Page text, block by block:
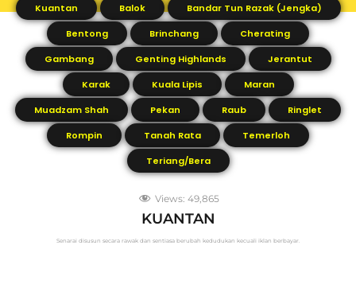
Kuantan Balok
Bandar Tun Razak (Jengka)
Bentong
Brinchang
Cherating
Gambang
Genting Highlands
Jerantut
Karak
Kuala Lipis
Maran
Muadzam Shah
Pekan Raub
Ringlet
Rompin
Tanah Rata
Temerloh
Teriang/Bera
Views: 49,865
KUANTAN
Senarai disusun secara rawak dan sentiasa berubah kedudukan kecuali iklan berbayar.